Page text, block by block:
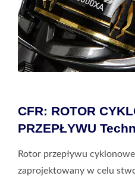
CFR: ROTOR
PRZEPŁYWU
Rotor przepływu
zaprojektowany w celu